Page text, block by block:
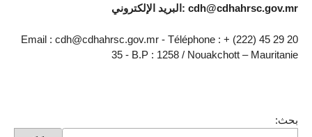
cdh@cdhahrsc.gov.mr :البريد الإلكتروني
Email : cdh@cdhahrsc.gov.mr - Téléphone : + (222) 45 29 20
35 - B.P : 1258 / Nouakchott – Mauritanie
بحث: